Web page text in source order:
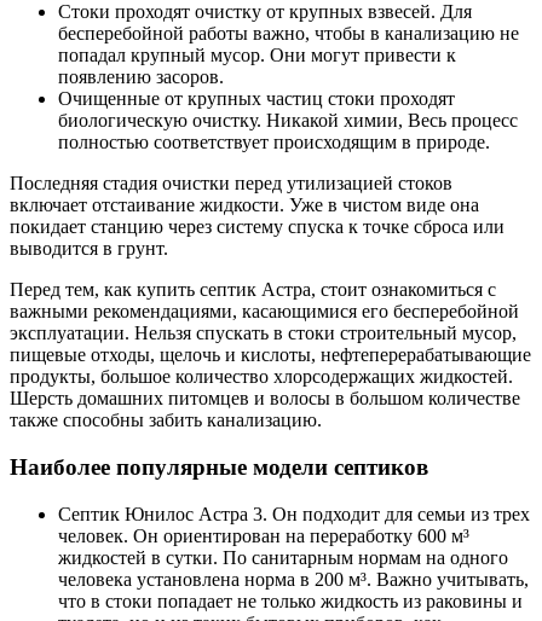
Стоки проходят очистку от крупных взвесей. Для
бесперебойной работы важно, чтобы в канализацию не
попадал крупный мусор. Они могут привести к
появлению засоров.
Очищенные от крупных частиц стоки проходят
биологическую очистку. Никакой химии, Весь процесс
полностью соответствует происходящим в природе.
Последняя стадия очистки перед утилизацией стоков
включает отстаивание жидкости. Уже в чистом виде она
покидает станцию через систему спуска к точке сброса или
выводится в грунт.
Перед тем, как купить септик Астра, стоит ознакомиться с
важными рекомендациями, касающимися его бесперебойной
эксплуатации. Нельзя спускать в стоки строительный мусор,
пищевые отходы, щелочь и кислоты, нефтеперерабатывающие
продукты, большое количество хлорсодержащих жидкостей.
Шерсть домашних питомцев и волосы в большом количестве
также способны забить канализацию.
Наиболее популярные модели септиков
Септик Юнилос Астра 3. Он подходит для семьи из трех
человек. Он ориентирован на переработку 600 м³
жидкостей в сутки. По санитарным нормам на одного
человека установлена норма в 200 м³. Важно учитывать,
что в стоки попадает не только жидкость из раковины и